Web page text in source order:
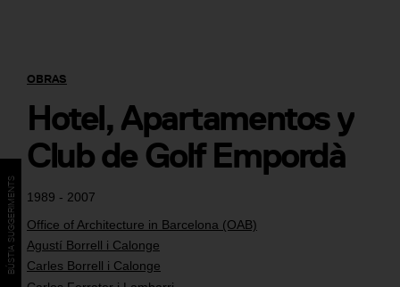
1989 - 2007
Office of Architecture in Barcelona (OAB)
Agustí Borrell i Calonge
Carles Borrell i Calonge
OBRAS
Hotel, Apartamentos y
Club de Golf Empordà
BÚSTIA SUGGERIMENTS